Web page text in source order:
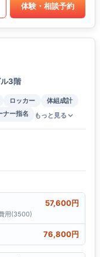
体験・相談予約
3階
ロッカー
体組成計
ナー指名 もっと見る
57,600円
用(3500)
76,800円